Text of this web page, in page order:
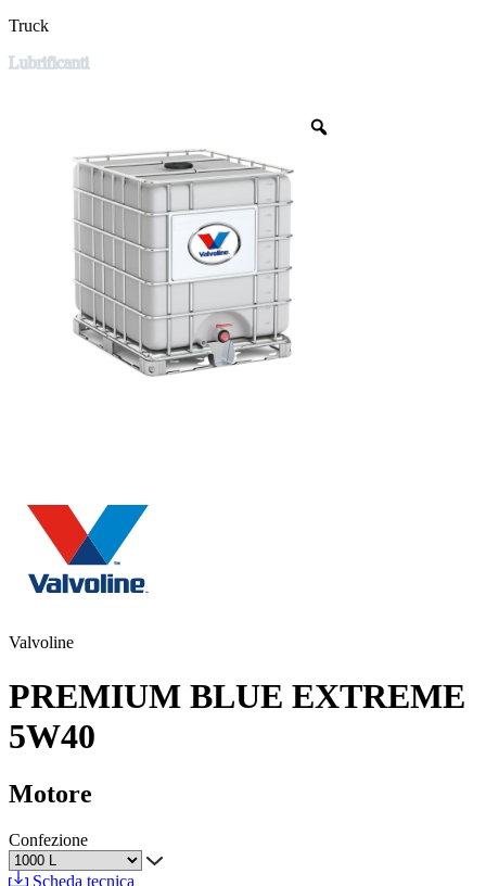
Truck
Lubrificanti
Valvoline
PREMIUM BLUE EXTREME
5W40
Motore
Confezione
Scheda tecnica